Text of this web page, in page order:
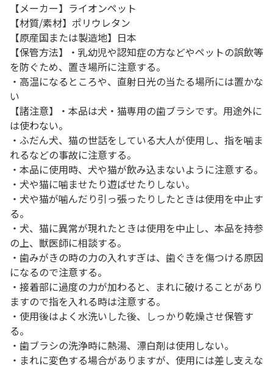
【メーカー】ライオンペット
【材質/素材】ポリウレタン
【原産国または製造地】日本
【保管方法】・乳幼児や認知症の方などやペットの誤飲等
を防ぐため、置き場所に注意する。
・高温になるところや、直射日光の当たる場所には置かな
い
【諸注意】・本品は犬・猫専用の歯ブラシです。用途外に
は使わない。
・ふだん犬、猫の世話をしている大人が使用し、指を噛ま
れるなどの事故に注意する。
・本品に使用時、犬や猫が飲み込まないように注意する。
・犬や猫に噛ませたり遊ばせたりしない。
・犬や猫が噛んだり引っ張ったりしたときは使用を中止す
る。
・犬、猫に異常が現れたときは使用を中止し、本品を持参
の上、獣医師に相談する。
・歯みがきの時の力の入れすぎは、歯ぐきを傷つける原因
になるので注意する。
・接着部に過度の力が加わると、まれに破けることがあり
ますので指を入れる時は注意する。
・使用後はよく水洗いした後、しっかり乾燥させ保管す
る。
・歯ブラシの洗浄時に熱湯、漂白剤は使用しない。
・まれに変色する場合がありますが、使用には差し支えな